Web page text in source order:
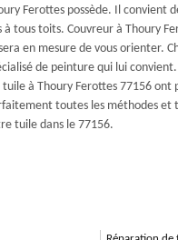
Ferottes possède. Il convient
à tous toits. Couvreur à Thoury
en mesure de vous orienter.
de peinture qui lui
tuile à Thoury Ferottes 77156
toutes les méthodes et
tuile dans le 77156.